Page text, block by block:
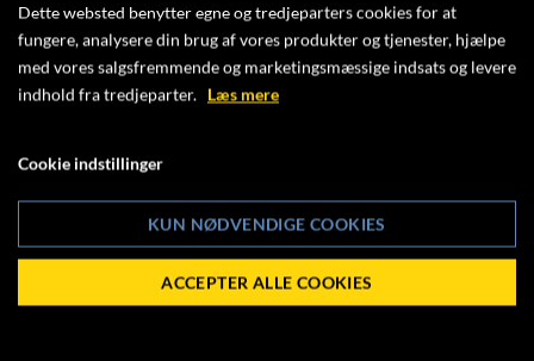
MUNKEBJERG.
Klik ind og se
her
Dette websted benytter egne og tredjeparters cookies for at
fungere, analysere din brug af vores produkter og tjenester, hjælpe
med vores salgsfremmende og marketingsmæssige indsats og levere
indhold fra tredjeparter. Læs mere
Cookie indstillinger
KUN NØDVENDIGE COOKIES
ACCEPTER ALLE COOKIES